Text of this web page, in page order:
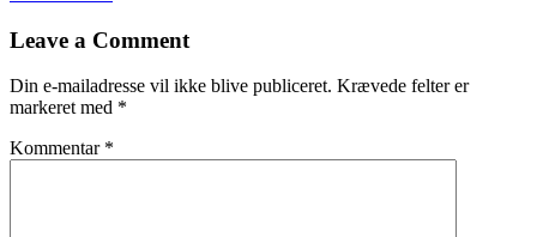
til
Leave a Comment
Din e-mailadresse vil ikke blive publiceret. Krævede felter er
markeret med *
Kommentar *